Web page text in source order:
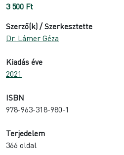
3 500 Ft
Szerző(k) / Szerkesztette
Dr. Lámer Géza
Kiadás éve
2021
ISBN
978-963-318-980-1
Terjedelem
366 oldal